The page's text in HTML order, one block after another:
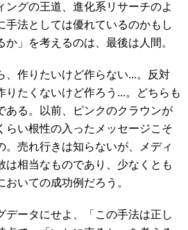
ングの王道、進化系リサーチのよ
手法としては優れているのかもし
」を考えるのは、最後は人間。
作りたいけど作らない...。反対
りたくないけど作ろう...。どちらも
ある。以前、ピンクのクラウンが
らい根性の入ったメッセージこそ
。売れ行きは知らないが、メディ
は相当なものであり、少なくとも
いての成功例だろう。
ータにせよ、「この手法は正し